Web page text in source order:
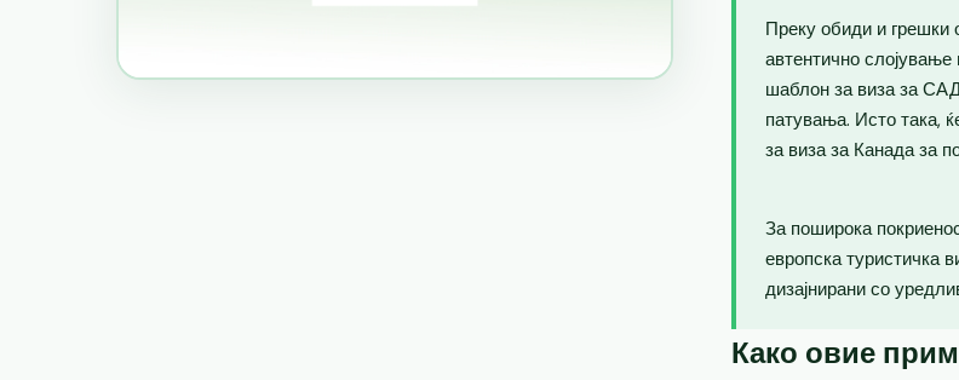
Преку обиди и грешки
автентично
шаблон за виза за
патувања. Исто така,
за виза за Канада за
За поширока
европска туристичка
дизајнирани со
Како овие